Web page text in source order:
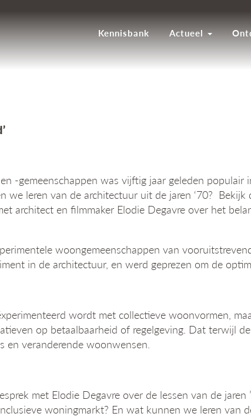
Kennisbank Actueel
-gemeenschappen was vijftig jaar geleden
we leren van de architectuur uit de jaren ‘70?
architect en filmmaker Elodie Degavre over het
woongemeenschappen van
in de architectuur, en werd geprezen om de
wordt met collectieve woonvormen,
op betaalbaarheid of regelgeving. Dat terwijl
en veranderende woonwensen.
met Elodie Degavre over de lessen van de
woningmarkt? En wat kunnen we leren van